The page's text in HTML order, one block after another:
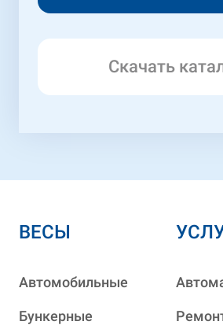
Скачать
ВЕСЫ
Автомобильные
Бункерные